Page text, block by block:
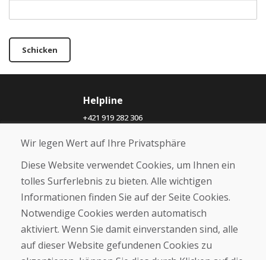
Schicken
Helpline
+421 919 282 306
Über uns
Blog
Geschäft
Kontakt
Kaufen
Wir legen Wert auf Ihre Privatsphäre
Diese Website verwendet Cookies, um Ihnen ein
tolles Surferlebnis zu bieten. Alle wichtigen
Informationen finden Sie auf der Seite Cookies.
Notwendige Cookies werden automatisch
aktiviert. Wenn Sie damit einverstanden sind, alle
auf dieser Website gefundenen Cookies zu